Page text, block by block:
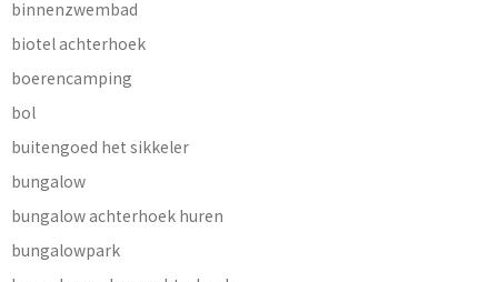
binnenzwembad
biotel achterhoek
boerencamping
bol
buitengoed het sikkeler
bungalow
bungalow achterhoek huren
bungalowpark